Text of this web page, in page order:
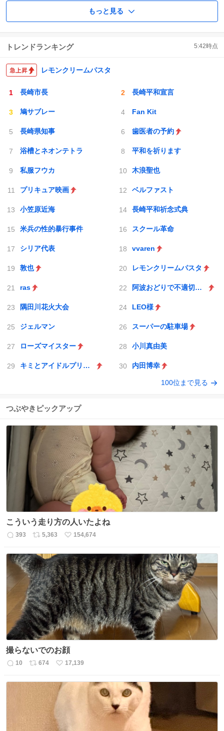
もっと見る
トレンドランキング 5:42時点
レモンクリームパスタ
長崎市長 長崎平和宣言
鳩サブレー Fan Kit
長崎県知事 歯医者の予約
浴槽とネオンテトラ 平和を祈ります
私服フウカ 木浪聖也
プリキュア映画 ベルファスト
小笠原近海 長崎平和祈念式典
米兵の性的暴行事件 スクール革命
シリア代表 vvaren
敦也 レモンクリームパスタ
ras 阿波おどりで不適切な動画
隅田川花火大会 LEO様
ジェルマン スーパーの駐車場
ローズマイスター 小川真由美
キミとアイドルプリキュア♪ 内田博幸
100位まで見る
つぶやきピックアップ
こういう走り方の人いたよね
返
数
393
リ
ス
ト
数
5,363
い
ね
数
154,674
撮らないでのお顔
返
10
リ
ス
数
674
い
ね
数
17,139